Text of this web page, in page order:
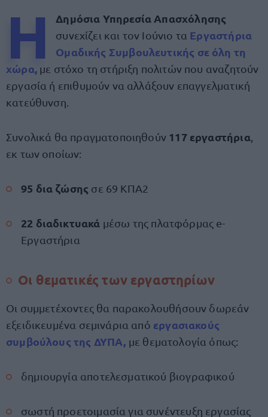
Η Δημόσια Υπηρεσία Απασχόλησης
συνεχίζει και τον Ιούνιο τα Εργαστήρια
Ομαδικής Συμβουλευτικής σε όλη τη
χώρα,με στόχο τη στήριξη πολιτών που αναζητούν
εργασία ή επιθυμούν να αλλάξουν επαγγελματική
κατεύθυνση.
Συνολικά θα πραγματοποιηθούν 117 εργαστήρια
εκ των οποίων:
95 δια ζώσης σε 69 ΚΠΑ2
22 διαδικτυακά μέσω της πλατφόρμας e-
Εργαστήρια
Οι θεματικές των εργαστηρίων
Οι συμμετέχοντες θα παρακολουθήσουν δωρεάν
εξειδικευμένα σεμινάρια από εργασιακούς
συμβούλους της ΔΥΠΑ, με θεματολογία όπως:
δημιουργία αποτελεσματικού βιογραφικού
σωστή προετοιμασία για συνέντευξη εργασίας